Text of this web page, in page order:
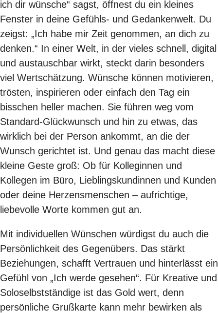
ich dir wünsche“ sagst, öffnest du ein kleines
Fenster in deine Gefühls- und Gedankenwelt. Du
zeigst: „Ich habe mir Zeit genommen, an dich zu
denken.“ In einer Welt, in der vieles schnell, digital
und austauschbar wirkt, steckt darin besonders
viel Wertschätzung. Wünsche können motivieren,
trösten, inspirieren oder einfach den Tag ein
bisschen heller machen. Sie führen weg vom
Standard-Glückwunsch und hin zu etwas, das
wirklich bei der Person ankommt, an die der
Wunsch gerichtet ist. Und genau das macht diese
kleine Geste groß: Ob für Kolleginnen und
Kollegen im Büro, Lieblingskundinnen und Kunden
oder deine Herzensmenschen – aufrichtige,
liebevolle Worte kommen gut an.
Mit individuellen Wünschen würdigst du auch die
Persönlichkeit des Gegenübers. Das stärkt
Beziehungen, schafft Vertrauen und hinterlässt ein
Gefühl von „Ich werde gesehen“. Für Kreative und
Soloselbstständige ist das Gold wert, denn
persönliche Grußkarte kann mehr bewirken als